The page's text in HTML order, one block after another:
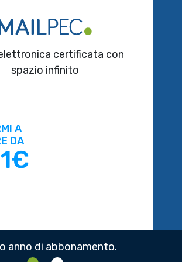
certificata con
spazio infinito
A
DA
anno di abbonamento.